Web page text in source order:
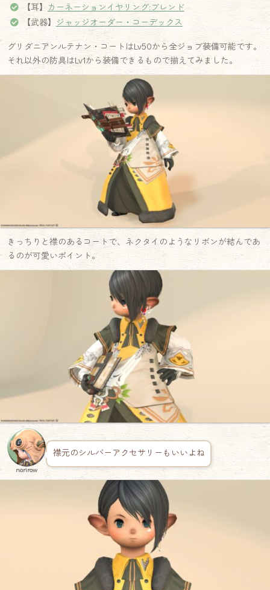
【耳】
カーネーションイヤリング:ブレンド
【武器】
ジャッジオーダー・コーデックス
グリダニアンルテナン・コートはLv50から全ジョブ装備可能です。
それ以外の防具はLv1から装備できるもので揃えてみました。
きっちりと襟のあるコートで、ネクタイのようなリボンが結んであ
るのが可愛いポイント。
norirow
襟元のシルバーアクセサリーもいいよね